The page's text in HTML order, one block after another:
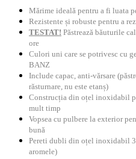
Mărime ideală pentru a fi luata
Rezistente și robuste pentru a
TESTAT! Păstrează băuturile
ore
Culori uni care se potrivesc cu
BANZ
Include capac, anti-vărsare
răsturnare, nu este etanș)
Construcția din oțel inoxidabil
mult timp
Vopsea cu pulbere la exterior
bună
Pereti dubli din oțel inoxidabil
aromele)